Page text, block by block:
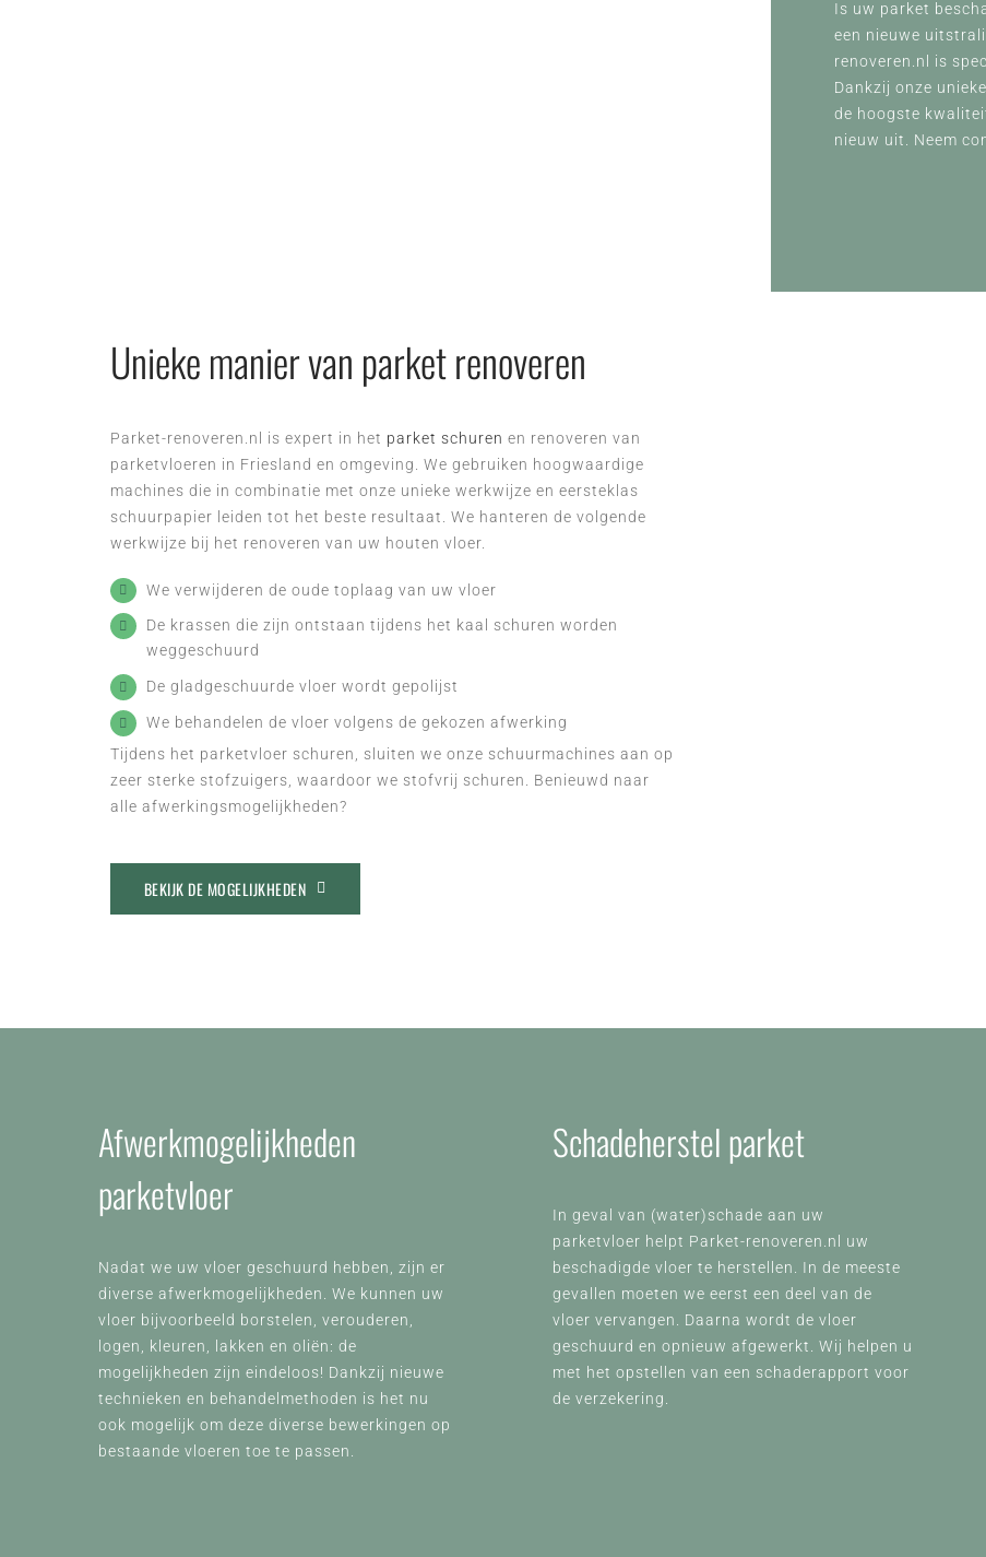
Is uw parket
een nieuwe
renoveren.nl is
Dankzij onze
de hoogste
nieuw uit. Neem
Unieke manier van parket renoveren
Parket-renoveren.nl is expert in het parket schuren en renoveren van
parketvloeren in Friesland en omgeving. We gebruiken hoogwaardige
machines die in combinatie met onze unieke werkwijze en eersteklas
schuurpapier leiden tot het beste resultaat. We hanteren de volgende
werkwijze bij het renoveren van uw houten vloer.
We verwijderen de oude toplaag van uw vloer
De krassen die zijn ontstaan tijdens het kaal schuren worden
weggeschuurd
De gladgeschuurde vloer wordt gepolijst
We behandelen de vloer volgens de gekozen afwerking
Tijdens het parketvloer schuren, sluiten we onze schuurmachines aan op
zeer sterke stofzuigers, waardoor we stofvrij schuren. Benieuwd naar
alle afwerkingsmogelijkheden?
BEKIJK DE MOGELIJKHEDEN
Afwerkmogelijkheden
parketvloer
Nadat we uw vloer geschuurd hebben, zijn er
diverse afwerkmogelijkheden. We kunnen uw
vloer bijvoorbeeld borstelen, verouderen,
logen, kleuren, lakken en oliën: de
mogelijkheden zijn eindeloos! Dankzij nieuwe
technieken en behandelmethoden is het nu
ook mogelijk om deze diverse bewerkingen op
bestaande vloeren toe te passen.
Schadeherstel parket
In geval van (water)schade aan uw
parketvloer helpt Parket-renoveren.nl uw
beschadigde vloer te herstellen. In de meeste
gevallen moeten we eerst een deel van de
vloer vervangen. Daarna wordt de vloer
geschuurd en opnieuw afgewerkt. Wij helpen u
met het opstellen van een schaderapport voor
de verzekering.